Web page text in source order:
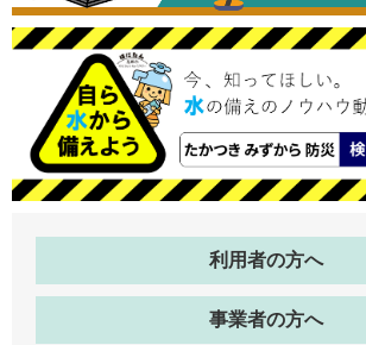
利用者の方へ
事業者の方へ